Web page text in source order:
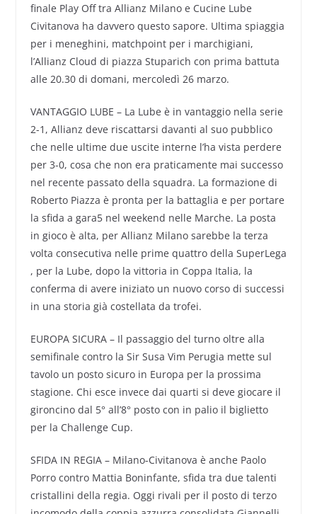
finale Play Off tra Allianz Milano e Cucine Lube
Civitanova ha davvero questo sapore. Ultima spiaggia
per i meneghini, matchpoint per i marchigiani,
l’Allianz Cloud di piazza Stuparich con prima battuta
alle 20.30 di domani, mercoledì 26 marzo.
VANTAGGIO LUBE – La Lube è in vantaggio nella serie
2-1, Allianz deve riscattarsi davanti al suo pubblico
che nelle ultime due uscite interne l’ha vista perdere
per 3-0, cosa che non era praticamente mai successo
nel recente passato della squadra. La formazione di
Roberto Piazza è pronta per la battaglia e per portare
la sfida a gara5 nel weekend nelle Marche. La posta
in gioco è alta, per Allianz Milano sarebbe la terza
volta consecutiva nelle prime quattro della SuperLega
, per la Lube, dopo la vittoria in Coppa Italia, la
conferma di avere iniziato un nuovo corso di successi
in una storia già costellata da trofei.
EUROPA SICURA – Il passaggio del turno oltre alla
semifinale contro la Sir Susa Vim Perugia mette sul
tavolo un posto sicuro in Europa per la prossima
stagione. Chi esce invece dai quarti si deve giocare il
gironcino dal 5° all’8° posto con in palio il biglietto
per la Challenge Cup.
SFIDA IN REGIA – Milano-Civitanova è anche Paolo
Porro contro Mattia Boninfante, sfida tra due talenti
cristallini della regia. Oggi rivali per il posto di terzo